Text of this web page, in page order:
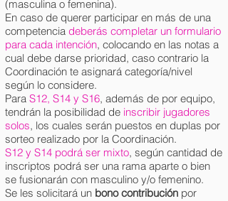
(masculina o femenina).
En caso de querer participar en más de una
competencia deberás completar un formulario
para cada intención, colocando en las notas a
cual debe darse prioridad, caso contrario la
Coordinación te asignará categoría/nivel
según lo considere.
Para S12, S14 y S16, además de por equipo,
tendrán la posibilidad de inscribir jugadores
solos, los cuales serán puestos en duplas por
sorteo realizado por la Coordinación.
S12 y S14 podrá ser mixto, según cantidad de
inscriptos podrá ser una rama aparte o bien
se fusionarán con masculino y/o femenino.
Se les solicitará un bono contribución por